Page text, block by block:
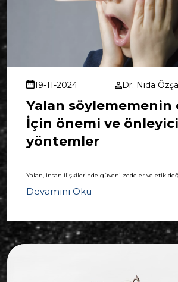
19-11-2024 Dr. Nida
Yalan
İçin önemi ve önleyici
yöntemler
Yalan, insan ilişkilerinde güveni zedeler ve etik
Devamını Oku